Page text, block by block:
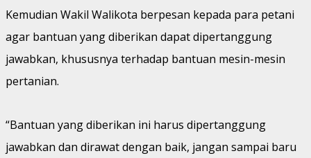
Kemudian Wakil Walikota berpesan kepada para petani
agar bantuan yang diberikan dapat dipertanggung
jawabkan, khususnya terhadap bantuan mesin-mesin
pertanian.
“Bantuan yang diberikan ini harus dipertanggung
jawabkan dan dirawat dengan baik, jangan sampai baru